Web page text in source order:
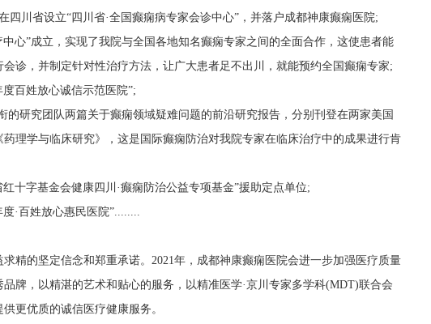
四川省设立“四川省·全国癫痫病专家会诊中心”，并落户成都神康癫痫医院;
中心”成立，实现了我院与全国各地知名癫痫专家之间的全面合作，这使患者能
诊，并制定针对性治疗方法，让广大患者足不出川，就能预约全国癫痫专家;
度百姓放心诚信示范医院”;
的研究团队两篇关于癫痫领域疑难问题的前沿研究报告，分别刊登在两家美国
理学与临床研究》，这是国际癫痫防治对我院专家在临床治疗中的成果进行肯
十字基金会健康四川·癫痫防治公益专项基金”援助定点单位;
·百姓放心惠民医院”........
精的坚定信念和郑重承诺。2021年，成都神康癫痫医院会进一步加强医疗质量
牌，以精湛的艺术和贴心的服务，以精准医学·京川专家多学科(MDT)联合会
更优质的诚信医疗健康服务。